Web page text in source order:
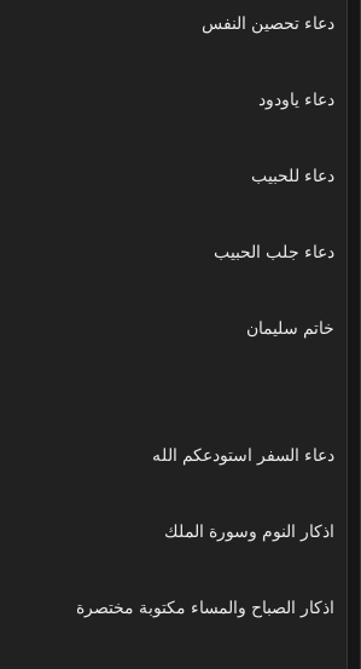
دعاء تحصين النفس
دعاء ياودود
دعاء للحبيب
دعاء جلب الحبيب
خاتم سليمان
دعاء السفر استودعكم الله
اذكار النوم وسورة الملك
اذكار الصباح والمساء مكتوبة مختصرة